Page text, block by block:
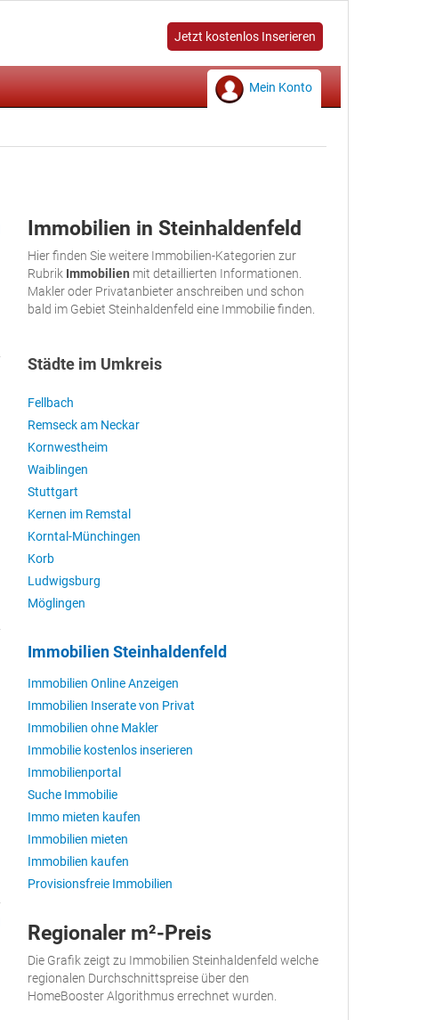
Jetzt kostenlos Inserieren
Mein Konto
Immobilien in Steinhaldenfeld
Hier finden Sie weitere Immobilien-Kategorien zur
Rubrik Immobilien mit detaillierten Informationen.
Makler oder Privatanbieter anschreiben und schon
bald im Gebiet Steinhaldenfeld eine Immobilie finden.
Städte im Umkreis
Fellbach
Remseck am Neckar
Kornwestheim
Waiblingen
Stuttgart
Kernen im Remstal
Korntal-Münchingen
Korb
Ludwigsburg
Möglingen
Immobilien Steinhaldenfeld
Immobilien Online Anzeigen
Immobilien Inserate von Privat
Immobilien ohne Makler
Immobilie kostenlos inserieren
Immobilienportal
Suche Immobilie
Immo mieten kaufen
Immobilien mieten
Immobilien kaufen
Provisionsfreie Immobilien
Regionaler m²-Preis
Die Grafik zeigt zu Immobilien Steinhaldenfeld welche
regionalen Durchschnittspreise über den
HomeBooster Algorithmus errechnet wurden.